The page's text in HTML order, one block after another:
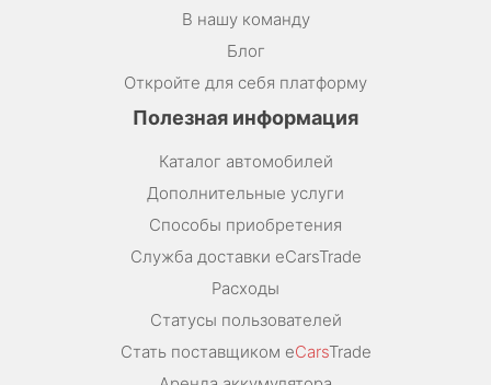
В нашу команду
Блог
Откройте для себя платформу
Полезная информация
Каталог автомобилей
Дополнительные услуги
Способы приобретения
Служба доставки eCarsTrade
Расходы
Статусы пользователей
Стать поставщиком eCarsTrade